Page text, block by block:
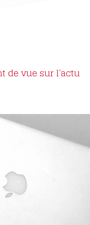
de vue sur l’actu